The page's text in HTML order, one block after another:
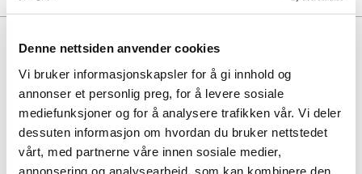
Denne nettsiden anvender cookies
Vi bruker informasjonskapsler for å gi innhold og
annonser et personlig preg, for å levere sosiale
mediefunksjoner og for å analysere trafikken vår. Vi deler
dessuten informasjon om hvordan du bruker nettstedet
vårt, med partnerne våre innen sosiale medier,
annonsering og analysearbeid, som kan kombinere den
BESKRIVELSE
Bergal lisser er det perfekte tilbehøret for å gi skoene dine et friskt
utseende. Laget av slitesterkt materiale, sikrer de både funksjonalitet
og stil. Ideelle for hverdagsbruk, disse lissene kombinerer kvalitet
med enkelhet, og passer til de fleste skotyper.
Art. nr.
97153010